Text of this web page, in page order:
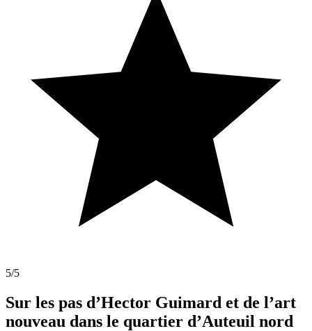
5/5
Sur les pas d’Hector Guimard et de l’art
nouveau dans le quartier d’Auteuil nord